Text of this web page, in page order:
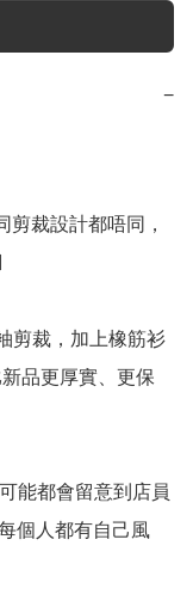
−
裁設計都唔同，
剪裁，加上橡筋衫
品更厚實、更保
能都會留意到店員
個人都有自己風